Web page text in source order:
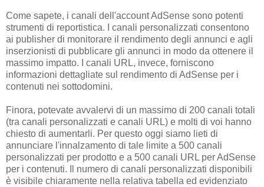
Come sapete, i canali dell'account AdSense sono potenti
strumenti di reportistica. I canali personalizzati consentono
ai publisher di monitorare il rendimento degli annunci e agli
inserzionisti di pubblicare gli annunci in modo da ottenere il
massimo impatto. I canali URL, invece, forniscono
informazioni dettagliate sul rendimento di AdSense per i
contenuti nei sottodomini.
Finora, potevate avvalervi di un massimo di 200 canali totali
(tra canali personalizzati e canali URL) e molti di voi hanno
chiesto di aumentarli. Per questo oggi siamo lieti di
annunciare l'innalzamento di tale limite a 500 canali
personalizzati per prodotto e a 500 canali URL per AdSense
per i contenuti. Il numero di canali personalizzati disponibili
è visibile chiaramente nella relativa tabella ed evidenziato